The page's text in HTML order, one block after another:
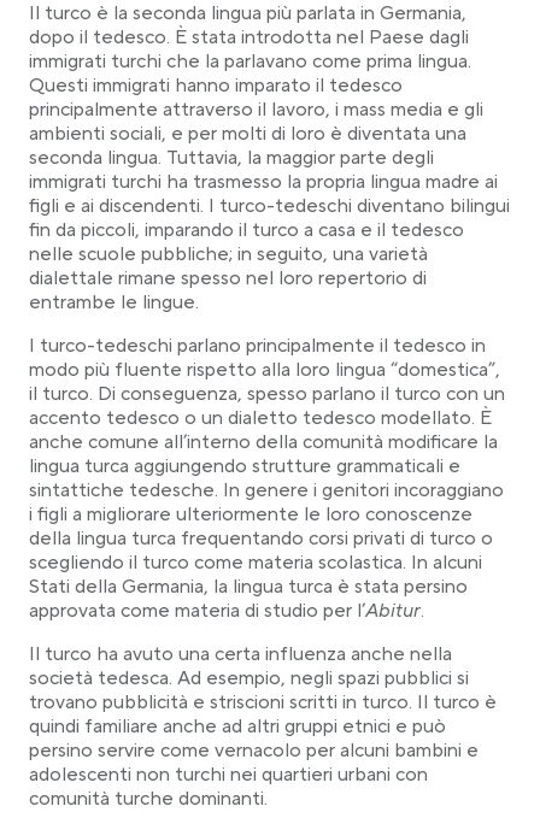
Il turco è la seconda lingua più parlata in Germania,
dopo il tedesco. È stata introdotta nel Paese dagli
immigrati turchi che la parlavano come prima lingua.
Questi immigrati hanno imparato il tedesco
principalmente attraverso il lavoro, i mass media e gli
ambienti sociali, e per molti di loro è diventata una
seconda lingua. Tuttavia, la maggior parte degli
immigrati turchi ha trasmesso la propria lingua madre ai
figli e ai discendenti. I turco-tedeschi diventano bilingui
fin da piccoli, imparando il turco a casa e il tedesco
nelle scuole pubbliche; in seguito, una varietà
dialettale rimane spesso nel loro repertorio di
entrambe le lingue.
I turco-tedeschi parlano principalmente il tedesco in
modo più fluente rispetto alla loro lingua “domestica”,
il turco. Di conseguenza, spesso parlano il turco con un
accento tedesco o un dialetto tedesco modellato. È
anche comune all’interno della comunità modificare la
lingua turca aggiungendo strutture grammaticali e
sintattiche tedesche. In genere i genitori incoraggiano
i figli a migliorare ulteriormente le loro conoscenze
della lingua turca frequentando corsi privati di turco o
scegliendo il turco come materia scolastica. In alcuni
Stati della Germania, la lingua turca è stata persino
approvata come materia di studio per l’Abitur.
Il turco ha avuto una certa influenza anche nella
società tedesca. Ad esempio, negli spazi pubblici si
trovano pubblicità e striscioni scritti in turco. Il turco è
quindi familiare anche ad altri gruppi etnici e può
persino servire come vernacolo per alcuni bambini e
adolescenti non turchi nei quartieri urbani con
comunità turche dominanti.